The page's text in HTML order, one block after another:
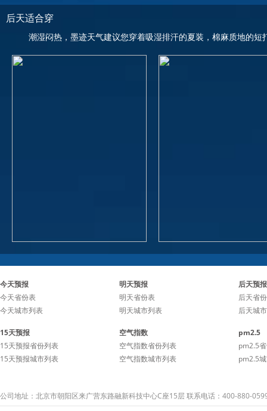
后天适合穿
潮湿闷热，墨迹天气建议您穿着吸湿排汗的夏装，棉麻质地的短
今天预报
今天省份表
今天城市列表
明天预报
明天省份表
明天城市列表
后天预报
后天省
后天城
15天预报
15天预报省份列表
15天预报城市列表
空气指数
空气指数省份列表
空气指数城市列表
pm2.5
pm2.5
pm2.5
公司地址：北京市朝阳区来广营东路融新科技中心C座15层 联系电话：400-880-